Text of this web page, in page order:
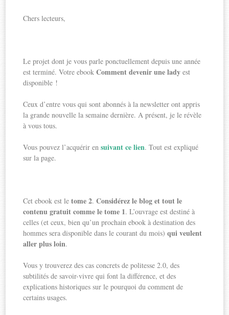
Chers lecteurs,
Le projet dont je vous parle ponctuellement depuis une année
est terminé. Votre ebookComment devenir une lady est
disponible !
Ceux d’entre vous qui sont abonnés à la newsletter ont appris
la grande nouvelle la semaine dernière. A présent, je le révèle
à vous tous.
Vous pouvez l’acquérir ensuivant ce lien. Tout est expliqué
sur la page.
Cet ebook est letome 2.Considérez le blog et tout le
contenu gratuit comme le tome 1. L’ouvrage est destiné à
celles (et ceux, bien qu’un prochain ebook à destination des
hommes sera disponible dans le courant du mois)qui veulent
aller plus loin.
Vous y trouverez des cas concrets de politesse 2.0, des
subtilités de savoir-vivre qui font la différence, et des
explications historiques sur le pourquoi du comment de
certains usages.